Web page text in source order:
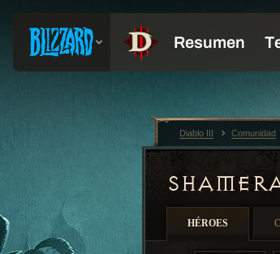
HÉROES
Diablo III Comunidad